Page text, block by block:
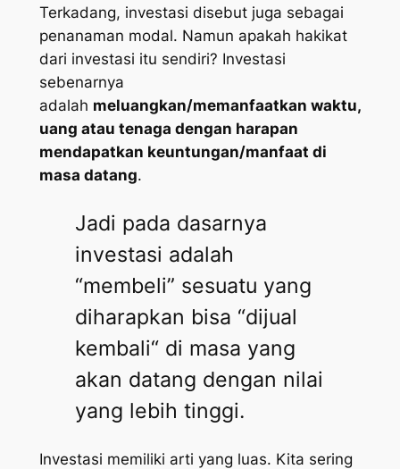
Terkadang, investasi disebut juga sebagai
penanaman modal. Namun apakah hakikat
dari investasi itu sendiri? Investasi
sebenarnya
adalah meluangkan/memanfaatkan waktu,
uang atau tenaga dengan harapan
mendapatkan keuntungan/manfaat di
masa datang.
Jadi pada dasarnya
investasi adalah
“membeli” sesuatu yang
diharapkan bisa “dijual
kembali“ di masa yang
akan datang dengan nilai
yang lebih tinggi.
Investasi memiliki arti yang luas. Kita sering